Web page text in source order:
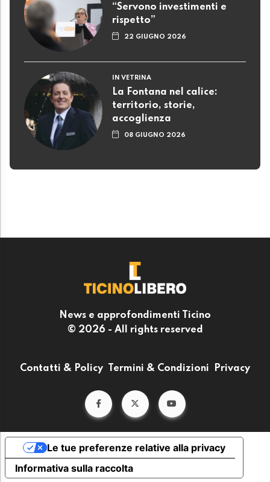
“Servono investimenti e
rispetto”
22 GIUGNO 2026
IN VETRINA
La Fontana nel calice:
territorio, storie,
accoglienza
08 GIUGNO 2026
News e approfondimenti Ticino
© 2026 - All rights reserved
Contatti & Policy Termini & Condizioni Privacy
Informativa sulla raccolta
Le tue preferenze relative alla privacy